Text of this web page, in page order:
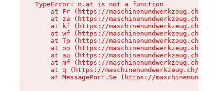
TypeError: n.at is not a function
at Fr (https://maschinenundwerkzeug.ch/
at za (https://maschinenundwerkzeug.ch/
at kf (https://maschinenundwerkzeug.ch/
at wf (https://maschinenundwerkzeug.ch/
at Tp (https://maschinenundwerkzeug.ch/
at oo (https://maschinenundwerkzeug.ch/
at au (https://maschinenundwerkzeug.ch/
at mf (https://maschinenundwerkzeug.ch/
at q (https://maschinenundwerkzeug.ch/
at MessagePort.Se (https://